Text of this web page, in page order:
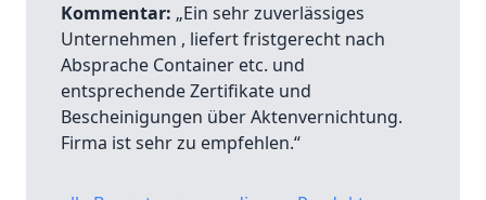
Kommentar: „Ein sehr zuverlässiges
Unternehmen , liefert fristgerecht nach
Absprache Container etc. und
entsprechende Zertifikate und
Bescheinigungen über Aktenvernichtung.
Firma ist sehr zu empfehlen.“